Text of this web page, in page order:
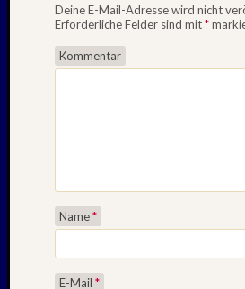
Deine E-Mail-Adresse wird nicht
Erforderliche Felder sind mit*
Kommentar
Name*
E-Mail *